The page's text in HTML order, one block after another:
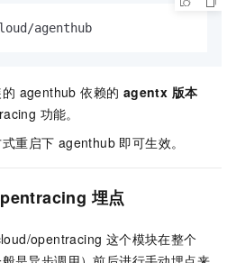
agenthub
agenthub 依赖的 agentx 版本
功能。
重启下 agenthub 即可生效。
埋点
opentracing 这个模块在整个